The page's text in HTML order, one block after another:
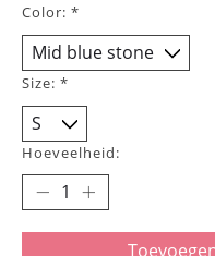
Color: *
Size: *
Hoeveelheid: